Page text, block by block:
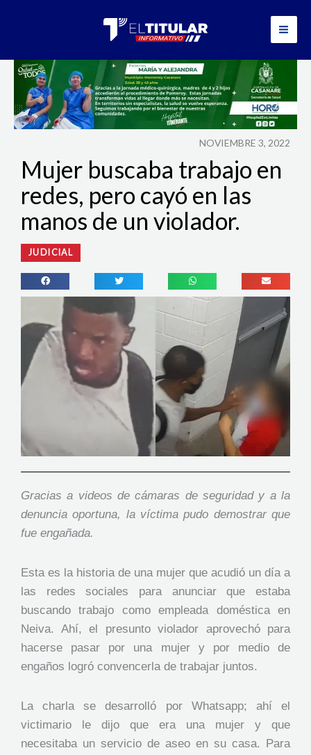
NOVIEMBRE 3, 2022
Mujer buscaba trabajo en
redes, pero cayó en las
manos de un violador.
JUDICIAL
Gracias a videos de cámaras de seguridad y a la
denuncia oportuna, la víctima pudo demostrar que
fue engañada.
Esta es la historia de una mujer que acudió un día a
las redes sociales para anunciar que estaba
buscando trabajo como empleada doméstica en
Neiva. Ahí, el presunto violador aprovechó para
hacerse pasar por una mujer y por medio de
engaños logró convencerla de trabajar juntos.
La charla se desarrolló por Whatsapp; ahí el
victimario le dijo que era una mujer y que
necesitaba un servicio de aseo en su casa. Para